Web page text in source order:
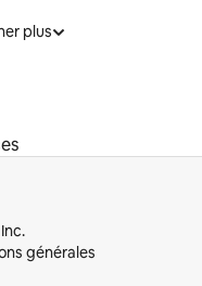
plus
générales